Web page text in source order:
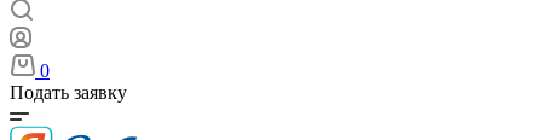
0
Подать заявку